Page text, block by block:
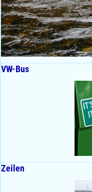
VW-Bus
Zeilen